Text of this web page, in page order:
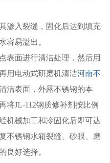
渗入裂缝，固化后达到填充
容易溢出。
表面进行清洁处理，然后用
用电动式研磨机清洁河南不
洁表面，外露不锈钢的本
将JL-112钢质修补剂按比例
机械加工和冷固化后即可达
不锈钢水箱裂缝、砂眼、磨
良好选择。